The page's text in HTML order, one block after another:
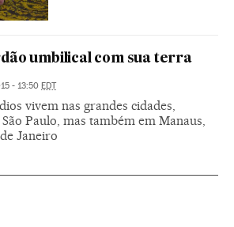
umbilical com sua terra
- 13:50 EDT
vivem nas grandes cidades,
Paulo, mas também em Manaus,
Janeiro